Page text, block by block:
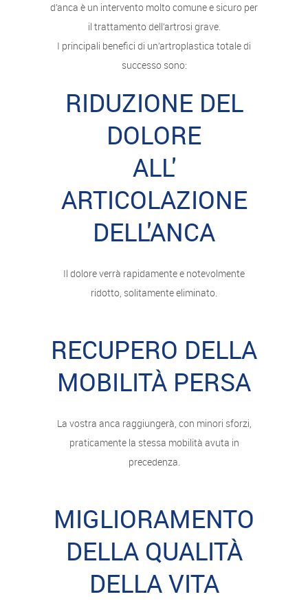
d’anca è un intervento molto comune e sicuro per
il trattamento dell’artrosi grave.
I principali benefici di un’artroplastica totale di
successo sono:
RIDUZIONE DEL
DOLORE
ALL'
ARTICOLAZIONE
DELL'ANCA
Il dolore verrà rapidamente e notevolmente
ridotto, solitamente eliminato.
RECUPERO DELLA
MOBILITÀ PERSA
La vostra anca raggiungerà, con minori sforzi,
praticamente la stessa mobilità avuta in
precedenza.
MIGLIORAMENTO
DELLA QUALITÀ
DELLA VITA